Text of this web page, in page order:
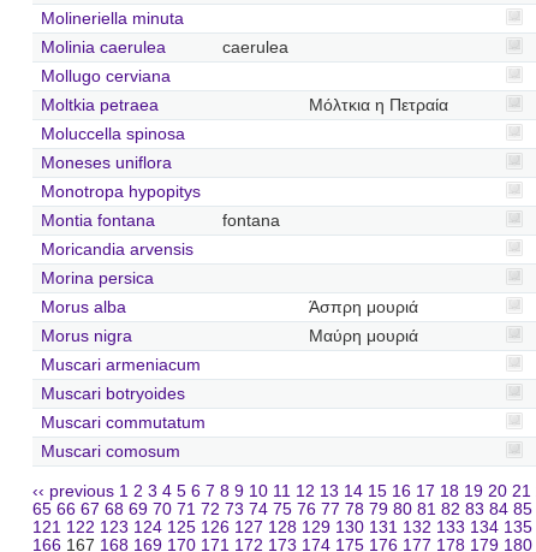
Molineriella minuta
Molinia caerulea
caerulea
Mollugo cerviana
Moltkia petraea
Μόλτκια η Πετραία
Moluccella spinosa
Moneses uniflora
Monotropa hypopitys
Montia fontana
fontana
Moricandia arvensis
Morina persica
Morus alba
Άσπρη μουριά
Morus nigra
Μαύρη μουριά
Muscari armeniacum
Muscari botryoides
Muscari commutatum
Muscari comosum
‹‹ previous 1 2 3 4 5 6 7 8 9 10 11 12 13 14 15 16 17 18 19 20 21
65 66 67 68 69 70 71 72 73 74 75 76 77 78 79 80 81 82 83 84 85
121 122 123 124 125 126 127 128 129 130 131 132 133 134 135
166 167 168 169 170 171 172 173 174 175 176 177 178 179 180